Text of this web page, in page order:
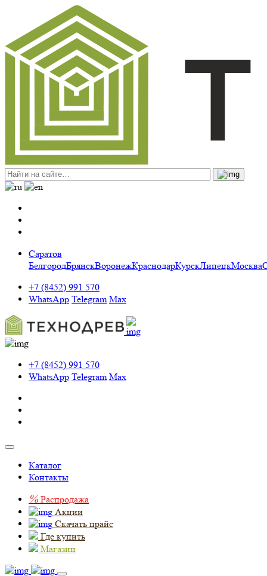
Саратов
БелгородБрянскВоронежКраснодарКурскЛипецкМосква
+7 (8452) 991 570
WhatsApp Telegram Max
+7 (8452) 991 570
WhatsApp Telegram Max
Каталог
Контакты
% Распродажа
Акции
Скачать прайс
Где купить
Магазин